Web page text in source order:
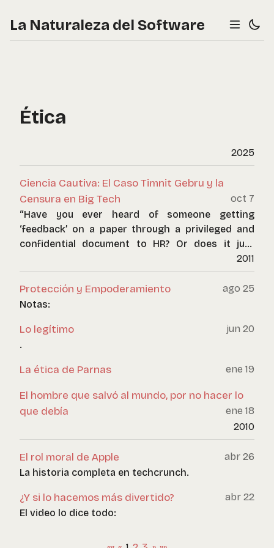
La Naturaleza del Software
Ética
2025
Ciencia Cautiva: El Caso Timnit Gebru y la
Censura en Big Tech
oct 7
“Have you ever heard of someone getting
‘feedback’ on a paper through a privileged and
confidential document to HR? Or does it just
happen to people like me who are constantly
dehumanized?”
2011
Protección y Empoderamiento
ago 25
Notas:
Lo legítimo
jun 20
.
La ética de Parnas ene 19
El hombre que salvó al mundo, por no hacer lo
que debía
ene 18
2010
El rol moral de Apple
abr 26
La historia completa en techcrunch.
¿Y si lo hacemos más divertido?
abr 22
El video lo dice todo: